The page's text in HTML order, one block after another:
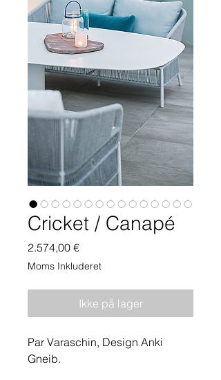
Cricket / Canapé
2.574,00 €Pris
Moms Inkluderet
Ikke på lager
Par Varaschin, Design Anki
Gneib.